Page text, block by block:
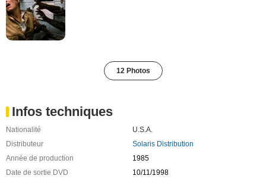
12 Photos
Infos techniques
Nationalité
U.S.A.
Distributeur
Solaris Distribution
Année de production
1985
Date de sortie DVD
10/11/1998